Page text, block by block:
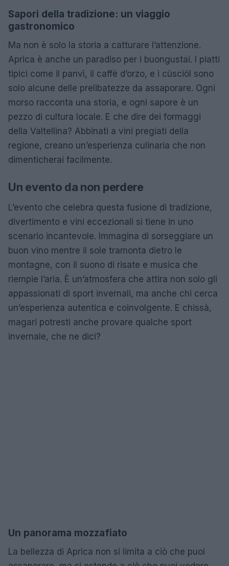
Sapori della tradizione: un viaggio
gastronomico
Ma non è solo la storia a catturare l’attenzione.
Aprica è anche un paradiso per i buongustai. I piatti
tipici come il panvì, il caffè d’orzo, e i cüsciöl sono
solo alcune delle prelibatezze da assaporare. Ogni
morso racconta una storia, e ogni sapore è un
pezzo di cultura locale. E che dire dei formaggi
della Valtellina? Abbinati a vini pregiati della
regione, creano un’esperienza culinaria che non
dimenticherai facilmente.
Un evento da non perdere
L’evento che celebra questa fusione di tradizione,
divertimento e vini eccezionali si tiene in uno
scenario incantevole. Immagina di sorseggiare un
buon vino mentre il sole tramonta dietro le
montagne, con il suono di risate e musica che
riempie l’aria. È un’atmosfera che attira non solo gli
appassionati di sport invernali, ma anche chi cerca
un’esperienza autentica e coinvolgente. E chissà,
magari potresti anche provare qualche sport
invernale, che ne dici?
Un panorama mozzafiato
La bellezza di Aprica non si limita a ciò che puoi